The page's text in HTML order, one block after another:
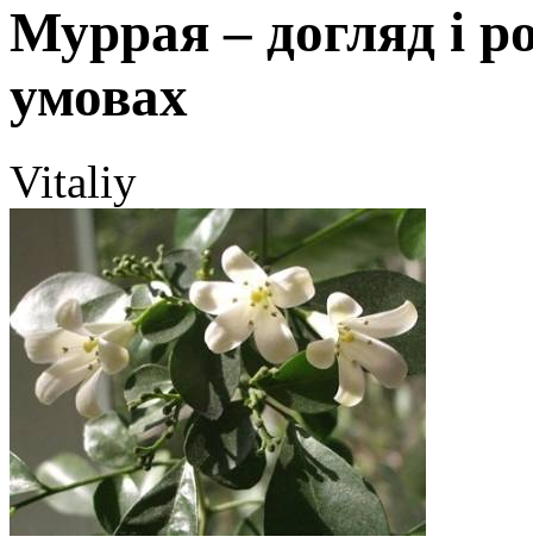
Муррая – догляд і
умовах
Vitaliy